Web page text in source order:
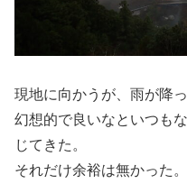
現地に向かうが、雨が降っ
幻想的で良いなといつも
じてきた。
それだけ余裕は無かった。